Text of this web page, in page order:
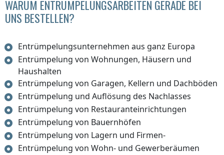
WARUM ENTRÜMPELUNGSARBEITEN GERADE BEI
UNS BESTELLEN?
Entrümpelungsunternehmen aus ganz Europa
Entrümpelung von Wohnungen, Häusern und
Haushalten
Entrümpelung von Garagen, Kellern und Dachböden
Entrümpelung und Auflösung des Nachlasses
Entrümpelung von Restauranteinrichtungen
Entrümpelung von Bauernhöfen
Entrümpelung von Lagern und Firmen-
Entrümpelung von Wohn- und Gewerberäumen